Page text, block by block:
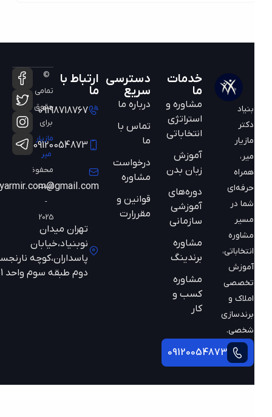
مازیار
همراه
حرفه‌ای
شما در
مسیر
مشاوره
انتخاباتی،
آموزش
تخصصی
املاک و
برندسازی
شخصی.
09120054873
خدمات
مشاوره و
استراتژی
انتخاباتی
آموزش
زبان بدن
دوره‌های
آموزشی
سازمانی
مشاوره
برندینگ
مشاوره
کسب و
دسترسی
سریع
درباره ما
تماس با
ما
درخواست
مشاوره
قوانین و
مقررارت
ارتباط با
09198718767
09120054873
mazyarmir.com@gmail.com
تهران میدان
نوبنیاد،خیابان
پاسداران،کوچه نارنجستان
دوم طبقه سوم واحد 301
©
تمامی
حقوق
مازیار
محفوظ
است